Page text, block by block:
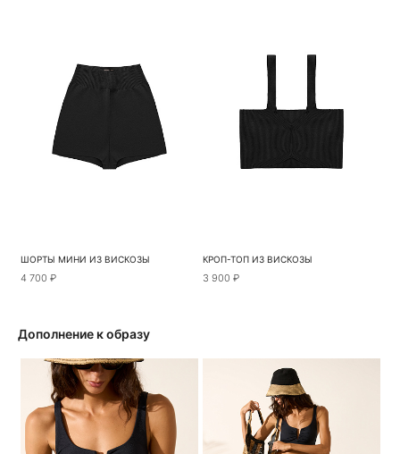
ШОРТЫ МИНИ ИЗ ВИСКОЗЫ
4 700 ₽
КРОП-ТОП ИЗ ВИСКОЗЫ
3 900 ₽
Дополнение к образу